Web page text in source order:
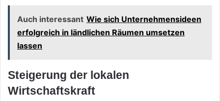
Auch interessant Wie sich Unternehmensideen
erfolgreich in ländlichen Räumen umsetzen
lassen
Steigerung der lokalen
Wirtschaftskraft